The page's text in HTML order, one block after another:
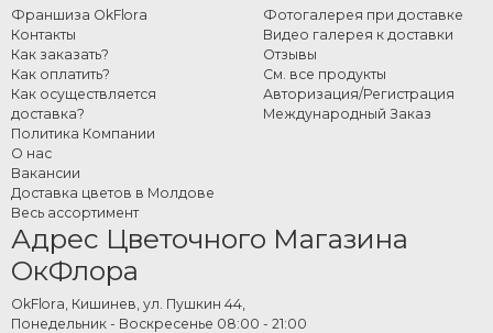
Франшиза OkFlora
Контакты
Как заказать?
Как оплатить?
Как осуществляется
доставка?
Политика Компании
О нас
Вакансии
Доставка цветов в Молдове
Весь ассортимент
Фотогалерея при доставке
Видео галерея к доставки
Отзывы
См. все продукты
Авторизация/Регистрация
Международный Заказ
Адрес Цветочного Магазина
ОкФлора
OkFlora, Кишинев, ул. Пушкин 44,
Понедельник - Воскресенье 08:00 - 21:00